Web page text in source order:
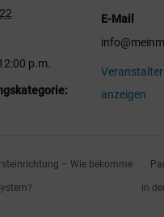
p.m.
E-Mail
anzeigen
– Wie bekomme
in